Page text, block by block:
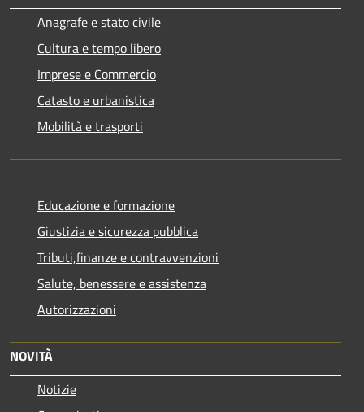
Anagrafe e stato civile
Cultura e tempo libero
Imprese e Commercio
Catasto e urbanistica
Mobilità e trasporti
Educazione e formazione
Giustizia e sicurezza pubblica
Tributi,finanze e contravvenzioni
Salute, benessere e assistenza
Autorizzazioni
NOVITÀ
Notizie